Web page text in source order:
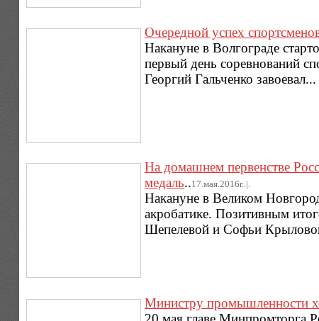
Очередной успех
Накануне в Волгограде
первый день соревнований
Георгий Гальченко завоевал...
На домашнем первенстве
медаль..17.мая.2016г..|.
Накануне в Великом
акробатике. Позитивным
Шепелевой и Софьи
Министру промышленности